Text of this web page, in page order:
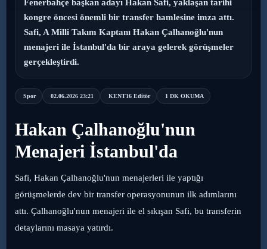
Yaşam
Fenerbahçe başkan adayı Hakan Safi, yaklaşan tarihi
kongre öncesi önemli bir transfer hamlesine imza attı.
Safi, A Milli Takım Kaptanı Hakan Çalhanoğlu'nun
menajeri ile İstanbul'da bir araya gelerek görüşmeler
gerçekleştirdi.
Spor 02.06.2026 23:21 KENT16 Editör 1 DK OKUMA
Hakan Çalhanoğlu'nun
Menajeri İstanbul'da
Safi, Hakan Çalhanoğlu'nun menajerleri ile yaptığı
görüşmelerde dev bir transfer operasyonunun ilk adımlarını
attı. Çalhanoğlu'nun menajeri ile el sıkışan Safi, bu transferin
detaylarını masaya yatırdı.